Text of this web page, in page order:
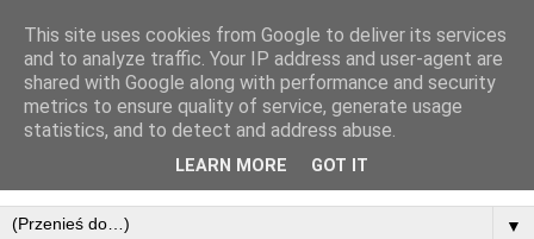
▼
This site uses cookies from Google to deliver its services
and to analyze traffic. Your IP address and user-agent are
shared with Google along with performance and security
metrics to ensure quality of service, generate usage
statistics, and to detect and address abuse.
LEARN MORE GOT IT